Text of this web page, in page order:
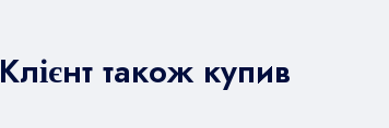
Клієнт також купив